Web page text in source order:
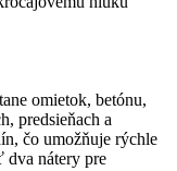
omietok, betónu,
predsieňach a
čo umožňuje rýchle
dva nátery pre